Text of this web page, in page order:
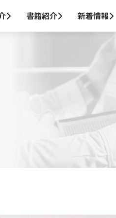
書籍紹介 新着情報